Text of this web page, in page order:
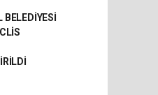
BELEDİYESİ